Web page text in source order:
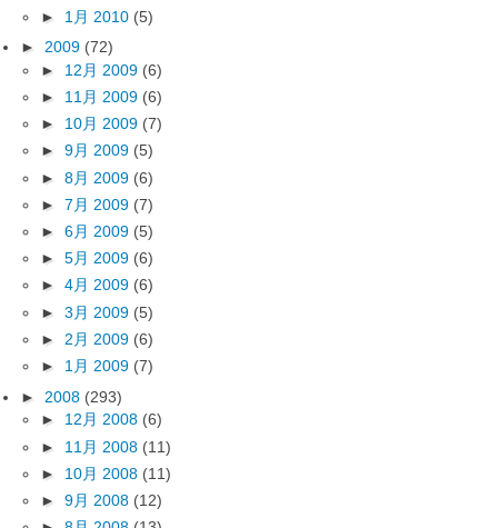
► 1月 2010 (5)
► 2009 (72)
► 12月 2009 (6)
► 11月 2009 (6)
► 10月 2009 (7)
► 9月 2009 (5)
► 8月 2009 (6)
► 7月 2009 (7)
► 6月 2009 (5)
► 5月 2009 (6)
► 4月 2009 (6)
► 3月 2009 (5)
► 2月 2009 (6)
► 1月 2009 (7)
► 2008 (293)
► 12月 2008 (6)
► 11月 2008 (11)
► 10月 2008 (11)
► 9月 2008 (12)